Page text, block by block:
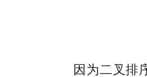
因为二叉排